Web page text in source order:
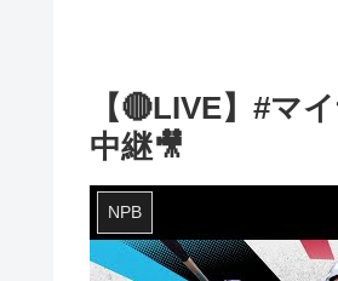
【🔴LIVE】#マ
中継🎥
NPB